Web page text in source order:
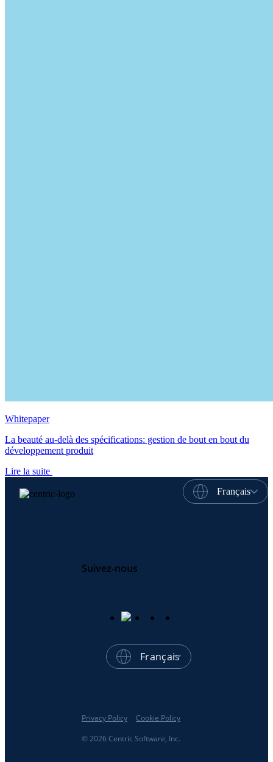
Whitepaper
La beauté au-delà des spécifications: gestion de bout en bout du
développement produit
Lire la suite
Français
Suivez-nous
Français
© 2026 Centric Software, Inc.
Privacy Policy Cookie Policy